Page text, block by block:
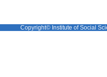
Copyright© Institute of Social